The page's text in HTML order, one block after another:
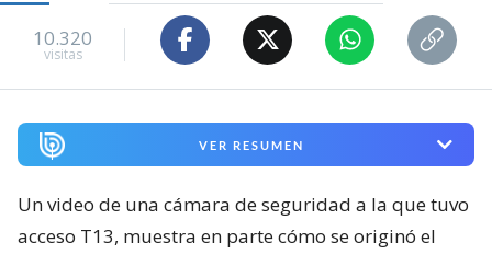
10.320
visitas
VER RESUMEN
Un video de una cámara de seguridad a la que tuvo
acceso T13, muestra en parte cómo se originó el